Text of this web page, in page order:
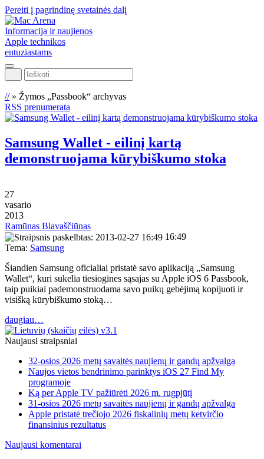
Pereiti į pagrindinę svetainės dalį
Informacija ir naujienos
Apple technikos
entuziastams
Ieškoti
//» Žymos „Passbook“ archyvas
RSS prenumerata
Samsung Wallet - eilinį kartą
demonstruojama kūrybiškumo stoka
27
vasario
2013
Ramūnas Blavaščiūnas
16:49
Tema: Samsung
Šiandien Samsung oficialiai pristatė savo aplikaciją „Samsung
Wallet“, kuri sukelia tiesiogines sąsajas su Apple iOS 6 Passbook,
taip puikiai pademonstruodama savo puikų gebėjimą kopijuoti ir
visišką kūrybiškumo stoką…
daugiau…
Naujausi straipsniai
32-osios 2026 metų savaitės naujienų ir gandų apžvalga
Naujos vietos bendrinimo parinktys iOS 27 Find My
programoje
Ką per Apple TV pažiūrėti 2026 m. rugpjūtį
31-osios 2026 metų savaitės naujienų ir gandų apžvalga
Apple pristatė trečiojo 2026 fiskalinių metų ketvirčio
finansinius rezultatus
Naujausi komentarai